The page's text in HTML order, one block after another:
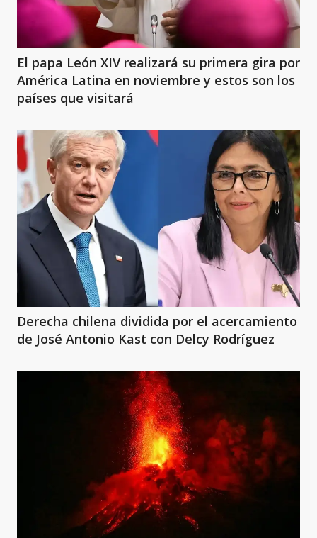
El papa León XIV realizará su primera gira por
América Latina en noviembre y estos son los
países que visitará
Derecha chilena dividida por el acercamiento
de José Antonio Kast con Delcy Rodríguez